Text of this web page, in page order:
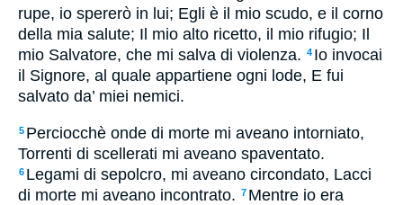
rupe, io spererò in lui; Egli è il mio scudo, e il corno
della mia salute; Il mio alto ricetto, il mio rifugio; Il
mio Salvatore, che mi salva di violenza. 4 Io invocai
il Signore, al quale appartiene ogni lode, E fui
salvato da’ miei nemici.
5 Perciocchè onde di morte mi aveano intorniato,
Torrenti di scellerati mi aveano spaventato.
6 Legami di sepolcro, mi aveano circondato, Lacci
di morte mi aveano incontrato. 7 Mentre io era